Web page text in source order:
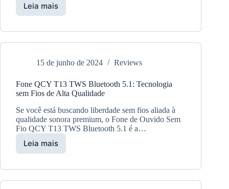
Leia mais
Controle
X2
para
Xbox
Android:
Conheça
a
Melhor
Opção!
15 de junho de 2024 Reviews
Fone QCY T13 TWS Bluetooth 5.1: Tecnologia
sem Fios de Alta Qualidade
Se você está buscando liberdade sem fios aliada à
qualidade sonora premium, o Fone de Ouvido Sem
Fio QCY T13 TWS Bluetooth 5.1 é a…
Leia mais
Fone
T13